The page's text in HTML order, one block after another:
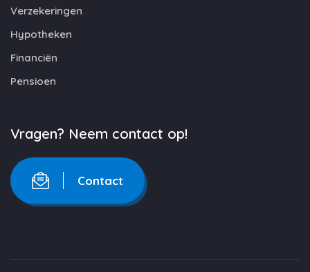
Verzekeringen
Hypotheken
Financiën
Pensioen
Vragen? Neem contact op!
Contact